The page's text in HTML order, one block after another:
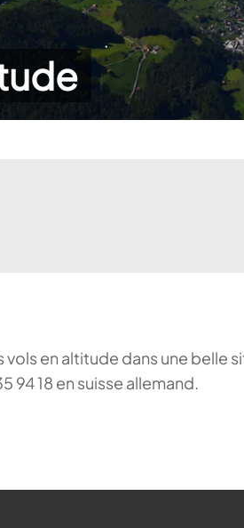
en altitude dans une belle
94 18 en suisse allemand.